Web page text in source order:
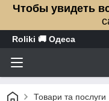
Чтобы увидеть
Roliki 🚚 Одеса
Товари та послуги